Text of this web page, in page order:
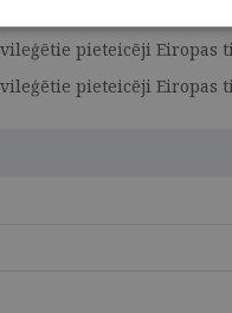
mijiedarbība ar
pieteicēji Eiropas
pieteicēji Eiropas